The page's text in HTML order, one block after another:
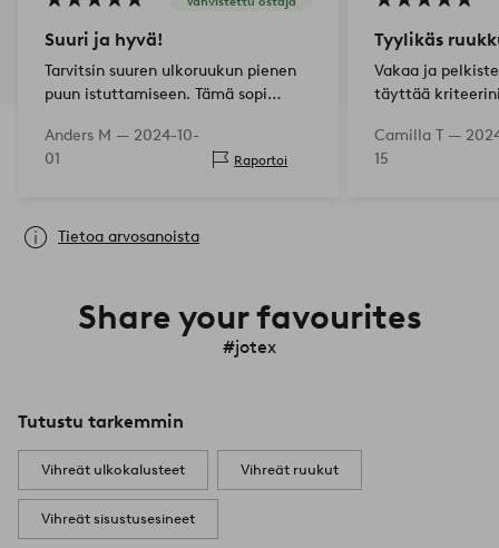
Suuri ja hyvä!
Tarvitsin suuren ulkoruukun pienen
puun istuttamiseen. Tämä sopi
pohjassa vedenpoistoreiät. Nopea
toimitus ja kohtuullinen hinta.
Anders M — 2024-10-
01
Raportoi
Tyylikäs
Vakaa ja
täyttää
Camilla T —
15
Tietoa arvosanoista
Share your favourites
#jotex
Tutustu tarkemmin
Vihreät ulkokalusteet Vihreät ruukut
Vihreät sisustusesineet